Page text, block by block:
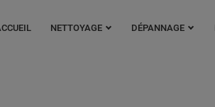
NETTOYAGE DÉPANNAGE